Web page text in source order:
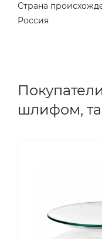
Страна
Россия
шлифом,